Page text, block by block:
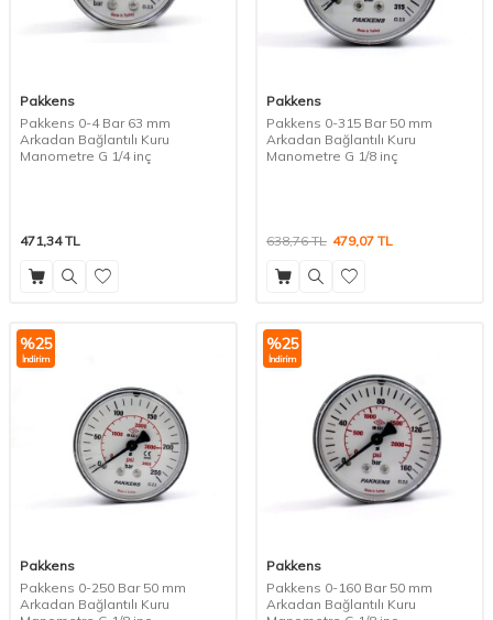
Pakkens
Pakkens 0-4 Bar 63 mm
Arkadan Bağlantılı Kuru
Manometre G 1/4 inç
471,34TL
Pakkens
Pakkens 0-315 Bar 50 mm
Arkadan Bağlantılı Kuru
Manometre G 1/8 inç
638,76TL 479,07 TL
%25
İndirim
Pakkens
Pakkens 0-250 Bar 50 mm
Arkadan Bağlantılı Kuru
%25
İndirim
Pakkens
Pakkens 0-160 Bar 50 mm
Arkadan Bağlantılı Kuru